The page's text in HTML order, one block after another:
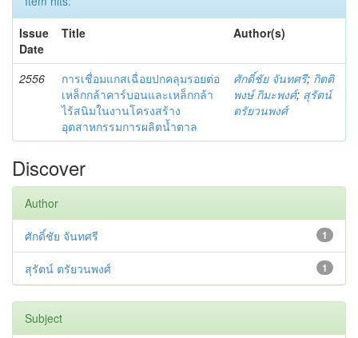
Issue
Date
Title Author(s)
2556
การเชื่อมแกสเฉื่อยปกคลุมรอยต่อ
เหล็กกล้าคาร์บอนและเหล็กกล้า
ไร้สนิมในงานโครงสร้าง
อุตสาหกรรมการผลิตน้ำตาล
ศักดิ์ชัย จันทศรี; กิตติ
พงษ์ กิมะพงศ์; สุรัตน์
ตรัยวนพงศ์
Discover
Author
1
ศักดิ์ชัย จันทศรี
1
สุรัตน์ ตรัยวนพงศ์
Subject